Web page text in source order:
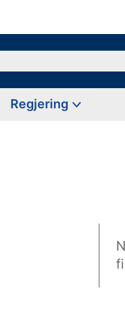
Regjering